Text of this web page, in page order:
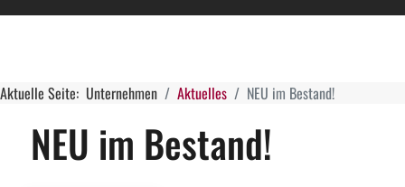
Aktuelle Seite: Unternehmen Aktuelles NEU im Bestand!
NEU im Bestand!